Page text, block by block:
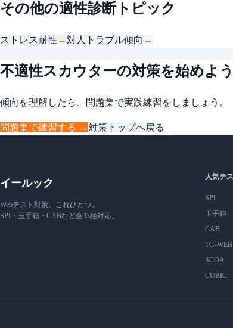
その他の適性診断トピック
ストレス耐性 → 対人トラブル傾向 →
不適性スカウターの対策を始めよう
傾向を理解したら、問題集で実践練習をしましょう。
問題集で練習する → 対策トップへ戻る
イールック
Webテスト対策、これひとつ。
SPI・玉手箱・CABなど全33種対応。
人気テ
SPI
玉手箱
CAB
TG-WEB
SCOA
CUBIC